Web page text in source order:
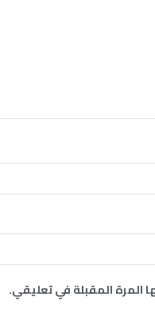
المرة المقبلة في تعليقي.